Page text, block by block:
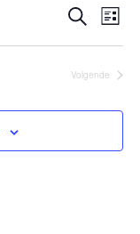
en
Zoeken
Lijst
Volgende